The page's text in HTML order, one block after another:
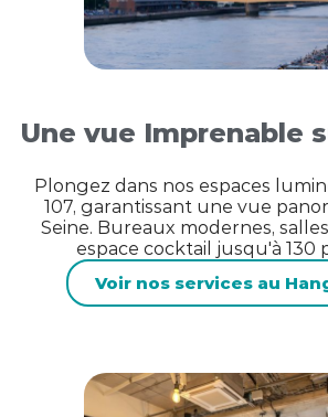
Une vue Imprenable
Plongez dans nos espaces
107, garantissant une vue
Seine. Bureaux modernes,
espace cocktail jusqu'à 130
Voir nos services au